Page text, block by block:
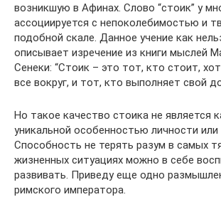
возникшую в Афинах. Слово “стоик” у
ассоциируется с непоколебимостью и
подобной скале. Данное учение как
описывает изречение из книги мыслей
Сенеки: “Стоик – это тот, кто стоит,
все вокруг, и тот, кто выполняет свой
Но такое качество стоика не является
уникальной особенностью личности или
Способность не терять разум в самых
жизненных ситуациях можно в себе
развивать. Приведу еще одно
римского императора.